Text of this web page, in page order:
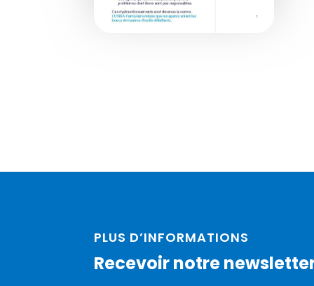
PLUS D’INFORMATIONS
Recevoir notre